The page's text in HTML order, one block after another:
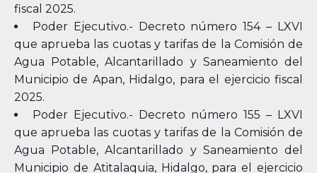
fiscal 2025.
Poder Ejecutivo.- Decreto número 154 – LXVI
que aprueba las cuotas y tarifas de la Comisión de
Agua Potable, Alcantarillado y Saneamiento del
Municipio de Apan, Hidalgo, para el ejercicio fiscal
2025.
Poder Ejecutivo.- Decreto número 155 – LXVI
que aprueba las cuotas y tarifas de la Comisión de
Agua Potable, Alcantarillado y Saneamiento del
Municipio de Atitalaquia, Hidalgo, para el ejercicio